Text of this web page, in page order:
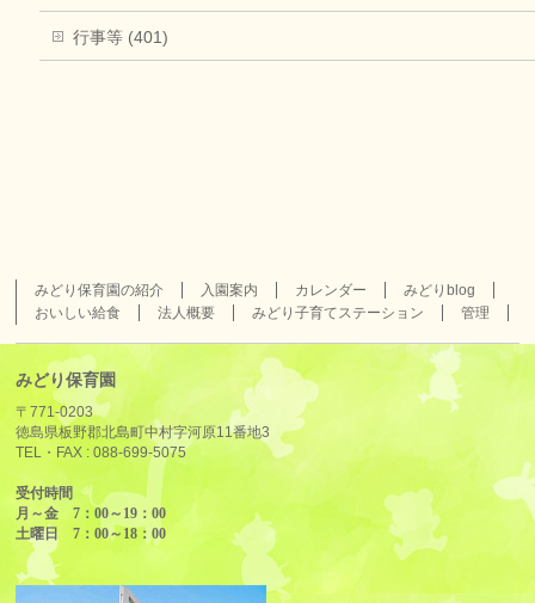
行事等 (401)
みどり保育園の紹介 入園案内 カレンダー
みどりblog
おいしい給食
法人概要 みどり子育てステーション 管理
みどり保育園
〒771-0203
徳島県板野郡北島町中村字河原11番地3
TEL・FAX :088-699-5075
受付時間
月～金 7：00～19：00
土曜日 7：00～18：00